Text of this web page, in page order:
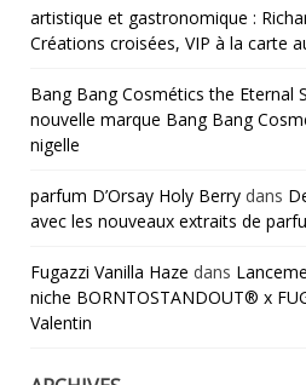
artistique et gastronomique :
Créations croisées, VIP à la carte
Bang Bang Cosmétics the Eternal
nouvelle marque Bang Bang
nigelle
parfum D’Orsay Holy Berry dans
avec les nouveaux extraits de
Fugazzi Vanilla Haze dans
niche BORNTOSTANDOUT® x
Valentin